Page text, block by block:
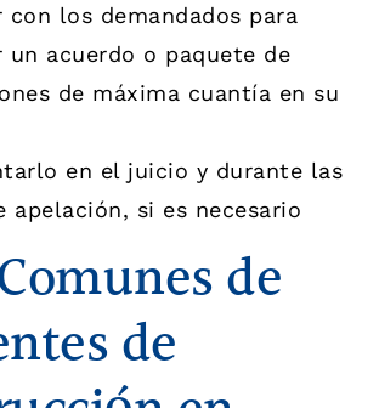
con los demandados para
un acuerdo o paquete de
de máxima cuantía en su
en el juicio y durante las
apelación, si es necesario
de
de